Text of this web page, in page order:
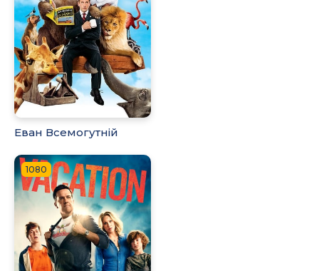
Еван Всемогутній
1080